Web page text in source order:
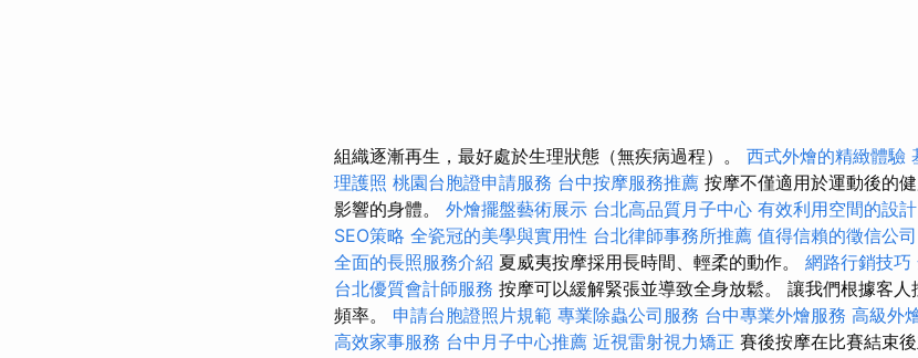
組織逐漸再生，最好處於生理狀態（無疾病過程）。 西式外燴的精緻體驗
理護照 桃園台胞證申請服務 台中按摩服務推薦 按摩不僅適用於運動後的
影響的身體。 外燴擺盤藝術展示 台北高品質月子中心 有效利用空間的設計
SEO策略 全瓷冠的美學與實用性 台北律師事務所推薦 值得信賴的徵信公司
全面的長照服務介紹 夏威夷按摩採用長時間、輕柔的動作。 網路行銷技巧
台北優質會計師服務 按摩可以緩解緊張並導致全身放鬆。 讓我們根據客
頻率。 申請台胞證照片規範 專業除蟲公司服務 台中專業外燴服務 高級外
高效家事服務 台中月子中心推薦 近視雷射視力矯正 賽後按摩在比賽結束